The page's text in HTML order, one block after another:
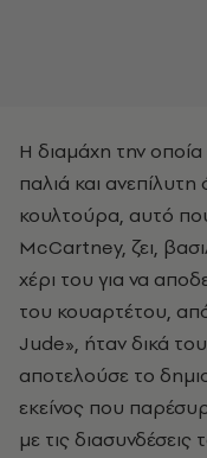
Η διαμάχη την οποία
παλιά και
κουλτούρα, αυτό
McCartney, ζει,
χέρι του για να
του κουαρτέτου,
Jude», ήταν δικά
αποτελούσε το
εκείνος που
με τις